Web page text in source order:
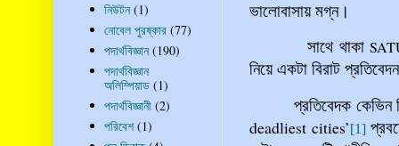
ভালোবাসায় মগ্ন।
সাথে থাকা
নিয়ে একটা বিরাট
প্রতিবেদক কেভিন
deadliest cities’[1]
নিউটন (1)
নোবেল পুরষ্কার (77)
পদার্থবিজ্ঞান (190)
পদার্থবিজ্ঞান
অলিম্পিয়াড (1)
পদার্থবিজ্ঞানী (2)
পরিবেশ (1)